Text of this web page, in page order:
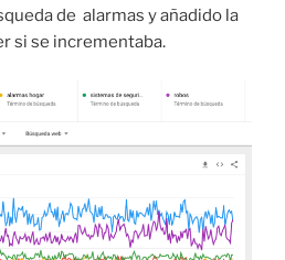
de alarmas y añadido la
si se incrementaba.